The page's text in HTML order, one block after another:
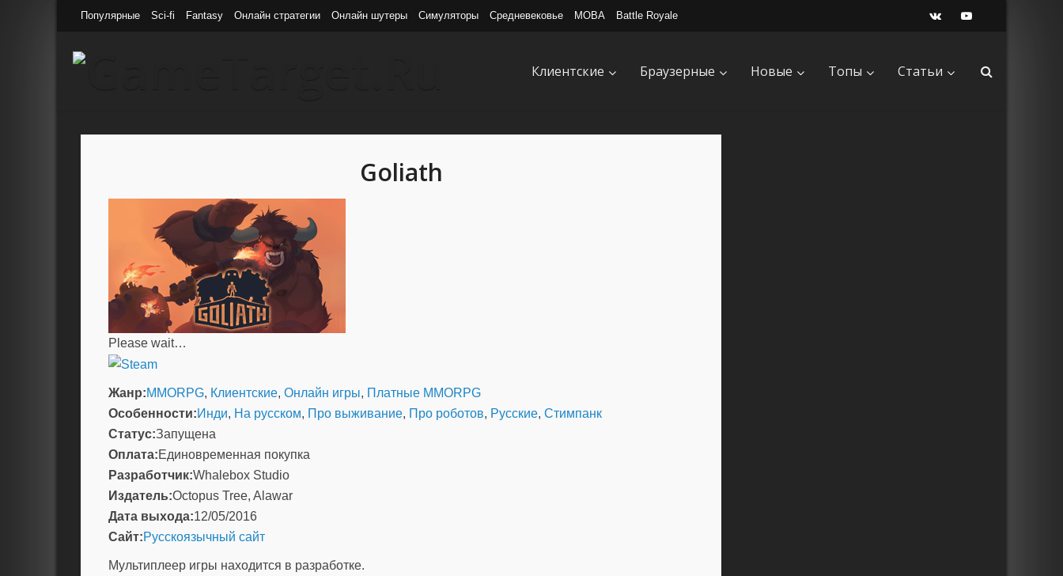
Популярные Sci-fi Fantasy Онлайн стратегии Онлайн шутеры Симуляторы Средневековье MOBA Battle Royale
Клиентские Браузерные Новые Топы Статьи
Goliath
Please wait…
Жанр:MMORPG, Клиентские, Онлайн игры, Платные MMORPG
Особенности:Инди, На русском, Про выживание, Про роботов, Русские, Стимпанк
Статус:Запущена
Оплата:Единовременная покупка
Разработчик:Whalebox Studio
Издатель:Octopus Tree, Alawar
Дата выхода:12/05/2016
Сайт:Русскоязычный сайт
Мультиплеер игры находится в разработке.